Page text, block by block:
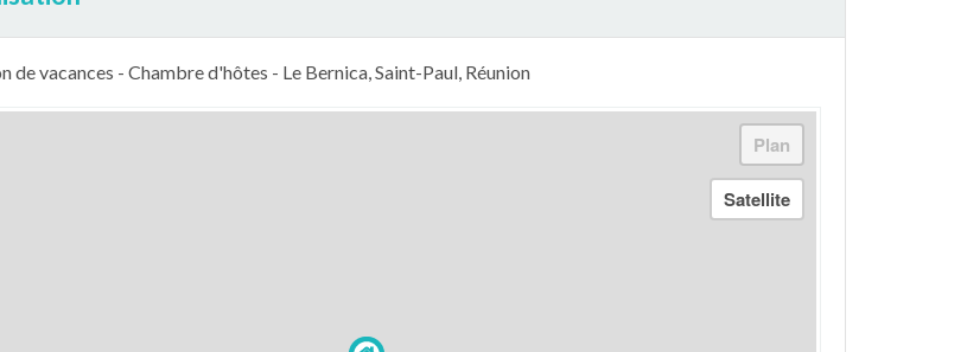
de vacances - Chambre d'hôtes - Le Bernica, Saint-Paul, Réunion